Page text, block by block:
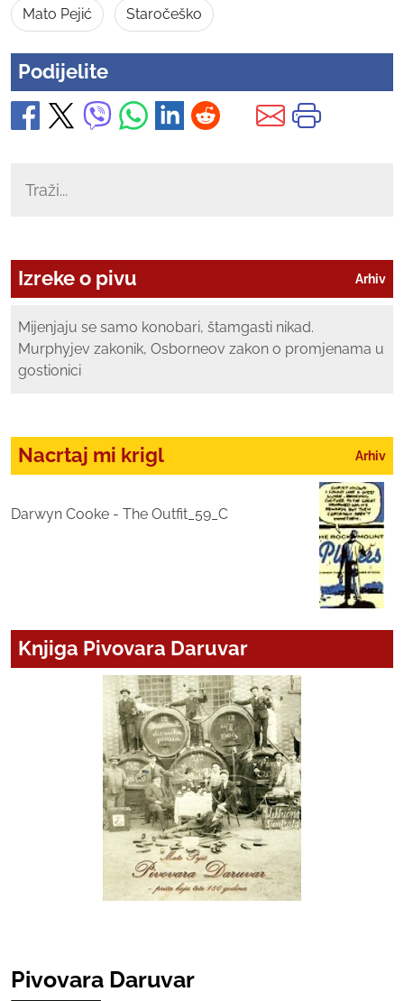
Mato Pejić Staročeško
Podijelite
Arhiv
Izreke o pivu
Mijenjaju se samo konobari, štamgasti nikad.
Murphyjev zakonik, Osborneov zakon o promjenama u
gostionici
Arhiv
Nacrtaj mi krigl
Darwyn Cooke - The Outfit_59_C
Knjiga Pivovara Daruvar
Pivovara Daruvar